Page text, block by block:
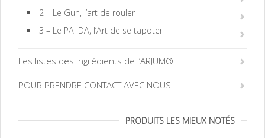
2 – Le Gun, l’art de rouler
3 – Le PAI DA, l’Art de se tapoter
Les listes des ingrédients de l’ARJUM®
POUR PRENDRE CONTACT AVEC NOUS
PRODUITS LES MIEUX NOTÉS